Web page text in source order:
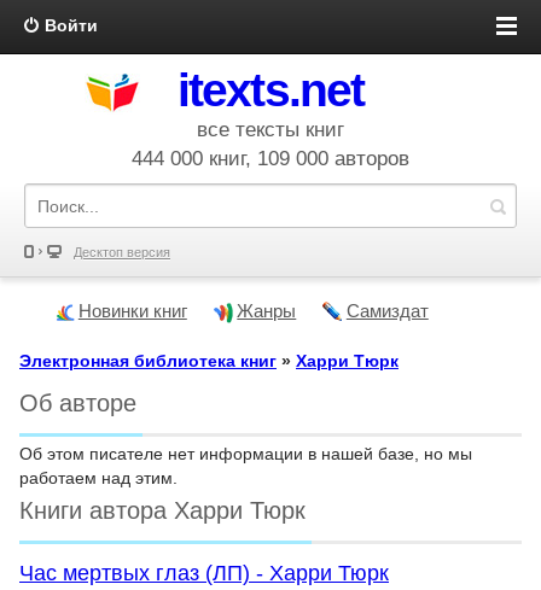
Войти
itexts.net
все тексты книг
444 000 книг, 109 000 авторов
Десктоп версия
Новинки книг Жанры Самиздат
Электронная библиотека книг » Харри Тюрк
Об авторе
Об этом писателе нет информации в нашей базе, но мы
работаем над этим.
Книги автора Харри Тюрк
Час мертвых глаз (ЛП) - Харри Тюрк